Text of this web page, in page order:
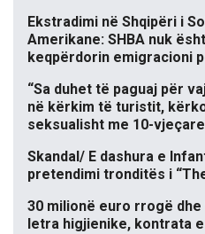
Ekstradimi në Shqipëri i
Amerikane: SHBA nuk
keqpërdorin emigracioni
“Sa duhet të paguaj për
në kërkim të turistit,
seksualisht me 10-
Skandal/ E dashura e
pretendimi tronditës i
30 milionë euro rrogë
letra higjienike, kontrata